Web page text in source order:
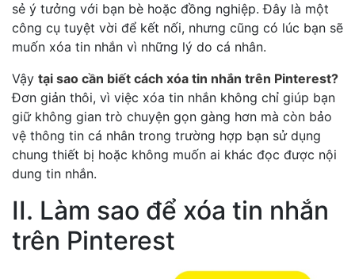
sẻ ý tưởng với bạn bè hoặc đồng nghiệp. Đây là một
công cụ tuyệt vời để kết nối, nhưng cũng có lúc bạn sẽ
muốn xóa tin nhắn vì những lý do cá nhân.
Vậy tại sao cần biết cách xóa tin nhắn trên Pinterest?
Đơn giản thôi, vì việc xóa tin nhắn không chỉ giúp bạn
giữ không gian trò chuyện gọn gàng hơn mà còn bảo
vệ thông tin cá nhân trong trường hợp bạn sử dụng
chung thiết bị hoặc không muốn ai khác đọc được nội
dung tin nhắn.
II. Làm sao để xóa tin nhắn
trên Pinterest